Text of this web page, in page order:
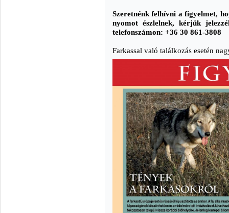
Szeretnénk felhívni a figyelmet,
nyomot észlelnek, kérjük
telefonszámon: +36 30 861-3808
Farkassal való találkozás esetén